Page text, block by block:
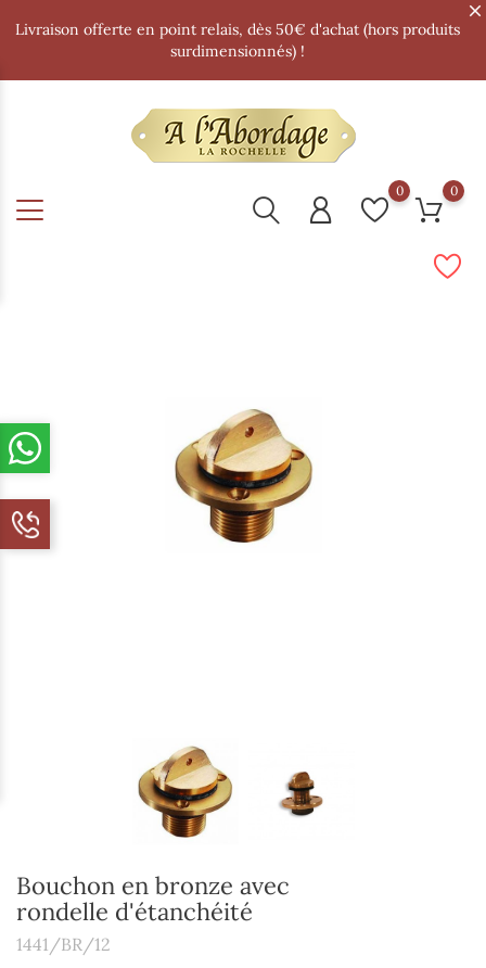
Livraison offerte en point relais, dès 50€ d'achat (hors produits
surdimensionnés) !
0 0
Bouchon en bronze avec
rondelle d'étanchéité
1441/BR/12